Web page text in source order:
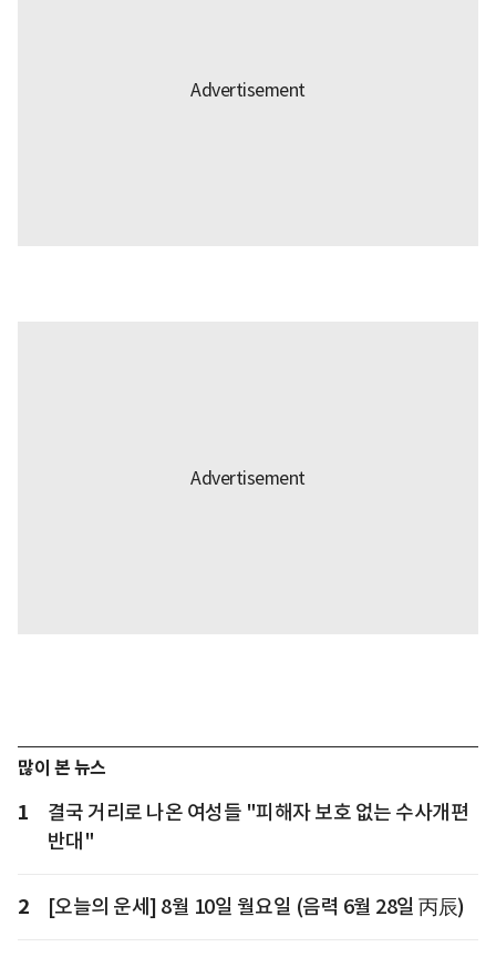
많이 본 뉴스
1
결국 거리로 나온 여성들 "피해자 보호 없는 수사개편
반대"
2 [오늘의 운세] 8월 10일 월요일 (음력 6월 28일 丙辰)